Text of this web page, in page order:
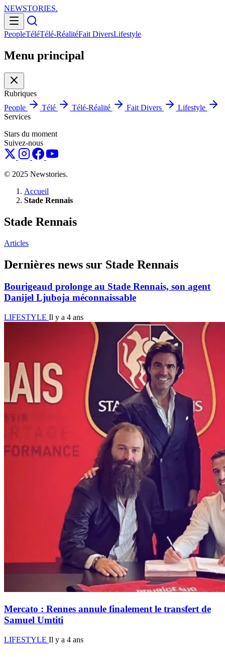
NEWSTORIES.
PeopleTéléTélé-RéalitéFait DiversLifestyle
Menu principal
Rubriques
People
Télé Télé-Réalité Fait Divers
Lifestyle
Services
Stars du moment
Suivez-nous
© 2025 Newstories.
Accueil
Stade Rennais
Stade Rennais
Articles
Dernières news sur Stade Rennais
Bourigeaud prolonge au Stade Rennais, son agent
Danijel Ljuboja méconnaissable
LIFESTYLE Il y a 4 ans
Mercato : Rennes annule finalement le transfert de
Samuel Umtiti
LIFESTYLE Il y a 4 ans